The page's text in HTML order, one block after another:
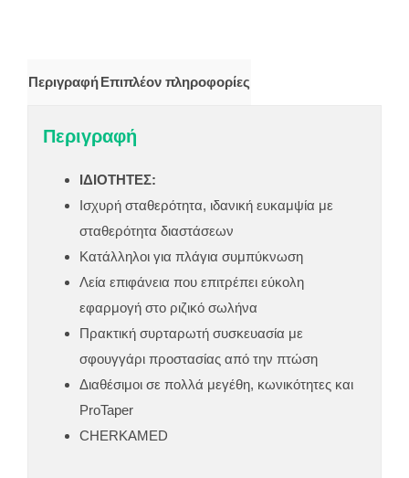
ΠεριγραφήΕπιπλέον πληροφορίες
Περιγραφή
ΙΔΙΟΤΗΤΕΣ:
Ισχυρή σταθερότητα, ιδανική ευκαμψία με
σταθερότητα διαστάσεων
Κατάλληλοι για πλάγια συμπύκνωση
Λεία επιφάνεια που επιτρέπει εύκολη
εφαρμογή στο ριζικό σωλήνα
Πρακτική συρταρωτή συσκευασία με
σφουγγάρι προστασίας από την πτώση
Διαθέσιμοι σε πολλά μεγέθη, κωνικότητες και
ProTaper
CHERKAMED